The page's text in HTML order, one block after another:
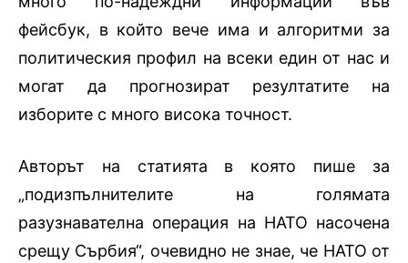
фейсбук, в който вече има и алгоритми за
политическия профил на всеки един от нас и
могат да прогнозират резултатите на
изборите с много висока точност.
Авторът на статията в която пише за
„подизпълнителите на голямата
разузнавателна операция на НАТО насочена
срещу Сърбия“, очевидно не знае, че НАТО от